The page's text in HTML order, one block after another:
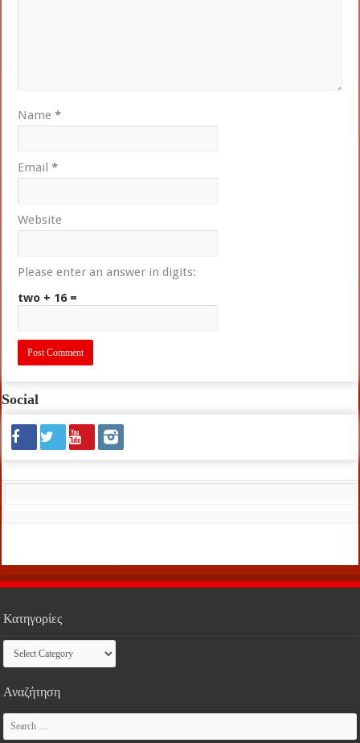
Name*
Email*
Website
Please enter an answer in digits:
two + 16 =
Social
Κατηγορίες
Κατηγορίες
Αναζήτηση